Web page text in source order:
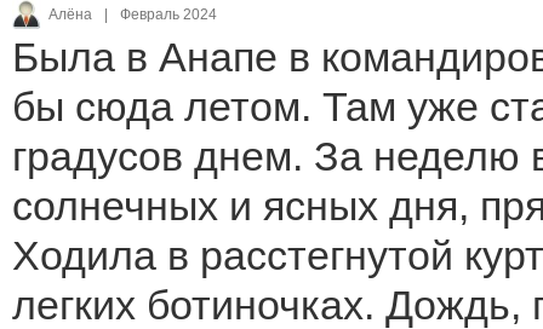
Алёна | Февраль 2024
Была в Анапе в
бы сюда летом. Там уже
градусов днем. За неделю
солнечных и ясных дня,
Ходила в расстегнутой
легких ботиночках.